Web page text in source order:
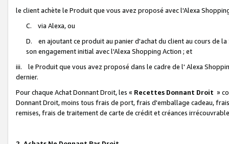
le client achète le Produit que vous avez proposé avec l'Alexa
C. via Alexa, ou
D. en ajoutant ce produit au panier d'achat du client au cours de
son engagement initial avec l'Alexa Shopping Action ; et
iii. le Produit que vous avez proposé dans le cadre de l' Alexa
dernier.
Pour chaque Achat Donnant Droit, les « Recettes Donnant Droit »
Donnant Droit, moins tous frais de port, frais d'emballage cadeau,
remises, frais de traitement de carte de crédit et créances